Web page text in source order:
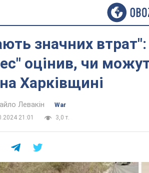
значних
оцінив, чи
Харківщині
Левакін
War
21:01
3,0 т.